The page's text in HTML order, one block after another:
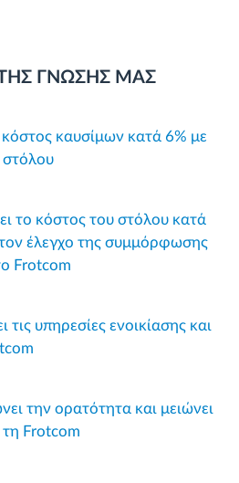
ΓΝΩΣΗΣ ΜΑΣ
καυσίμων κατά 6% με
στόλου
το κόστος του στόλου κατά
έλεγχο της συμμόρφωσης
Frotcom
τις υπηρεσίες ενοικίασης και
την ορατότητα και μειώνει
Frotcom